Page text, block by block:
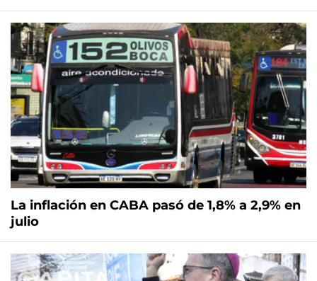
La inflación en CABA pasó de 1,8% a 2,9% en
julio